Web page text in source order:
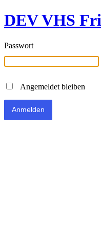
DEV VHS
Passwort
Angemeldet bleiben